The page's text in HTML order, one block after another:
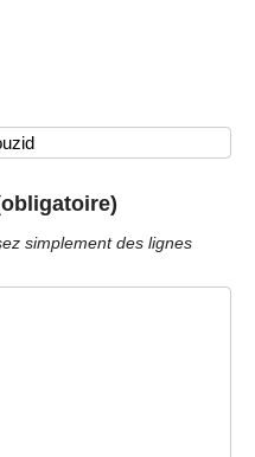
simplement des lignes